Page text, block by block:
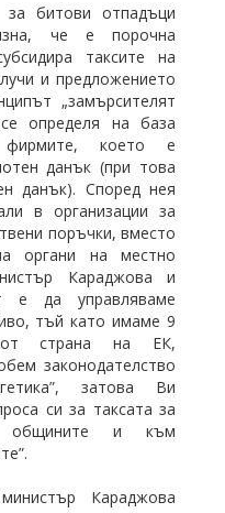
битови отпадъци
че е порочна
таксите на
и предложението
„замърсителят
определя на база
фирмите, което е
данък (при това
данък). Според нея
в организации за
поръчки, вместо
органи на местно
Караджова и
е да управляваме
тъй като имаме 9
от страна на ЕК,
законодателство
затова Ви
си за таксата за
общините и към
Караджова